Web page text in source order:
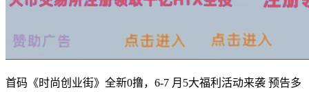
首码《时尚创业街》全新0撸，6-7 月5大福利活动来袭 预告多